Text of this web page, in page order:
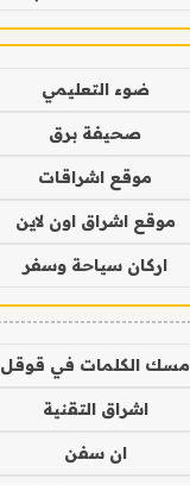
ضوء التعليمي
صحيفة برق
موقع اشراقات
موقع اشراق اون لاين
اركان سياحة وسفر
مسك الكلمات في قوقل
اشراق التقنية
ان سفن